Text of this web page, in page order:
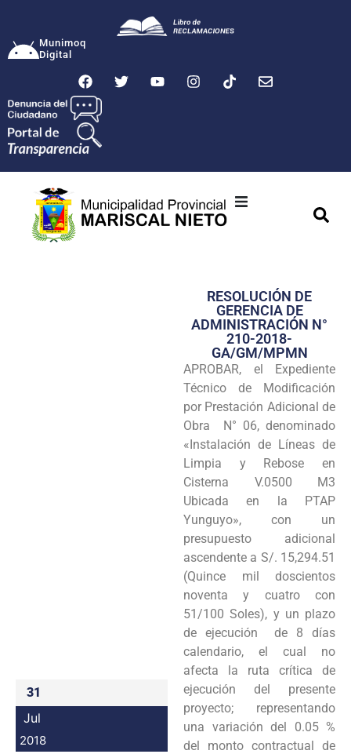
Munimoq
Digital
Transparencia
Seguridad
Programas
Intranet
31
Jul
2018
RESOLUCIÓN DE
GERENCIA DE
ADMINISTRACIÓN N°
210-2018-
GA/GM/MPMN
APROBAR, el Expediente
Técnico de Modificación
por Prestación Adicional de
Obra N° 06, denominado
«Instalación de Líneas de
Limpia y Rebose en
Cisterna V.0500 M3
Ubicada en la PTAP
Yunguyo», con un
presupuesto adicional
ascendente a S/. 15,294.51
(Quince mil doscientos
noventa y cuatro con
51/100 Soles), y un plazo
de ejecución de 8 días
calendario, el cual no
afecta la ruta crítica de
ejecución del presente
proyecto; representando
una variación del 0.05 %
del monto contractual de